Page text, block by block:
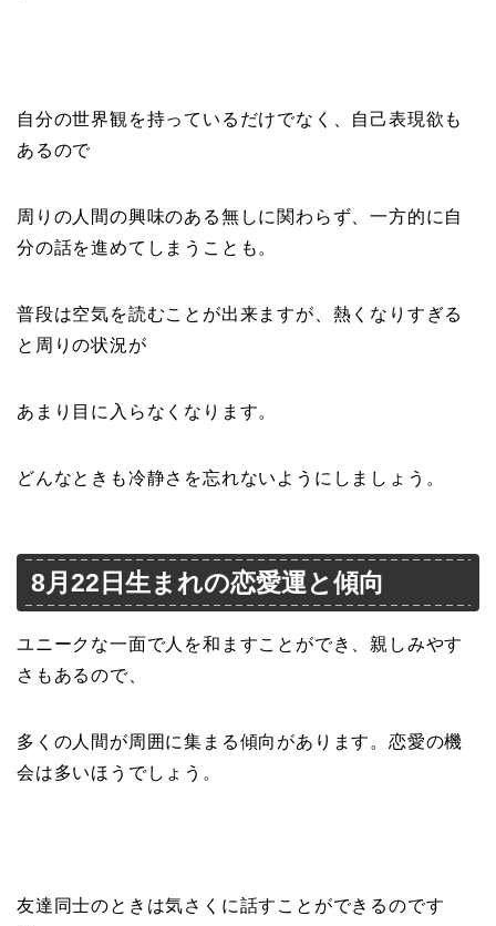
自分の世界観を持っているだけでなく、自己表現欲も
あるので
周りの人間の興味のある無しに関わらず、一方的に自
分の話を進めてしまうことも。
普段は空気を読むことが出来ますが、熱くなりすぎる
と周りの状況が
あまり目に入らなくなります。
どんなときも冷静さを忘れないようにしましょう。
8月22日生まれの恋愛運と傾向
ユニークな一面で人を和ますことができ、親しみやす
さもあるので、
多くの人間が周囲に集まる傾向があります。恋愛の機
会は多いほうでしょう。
友達同士のときは気さくに話すことができるのです